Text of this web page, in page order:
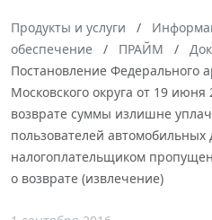
Продукты и услуги
обеспечение
ПРАЙМ
Постановление Федерального
Московского округа от 19
возврате суммы излишне
пользователей автомобильных
налогоплательщиком
о возврате (извлечение)